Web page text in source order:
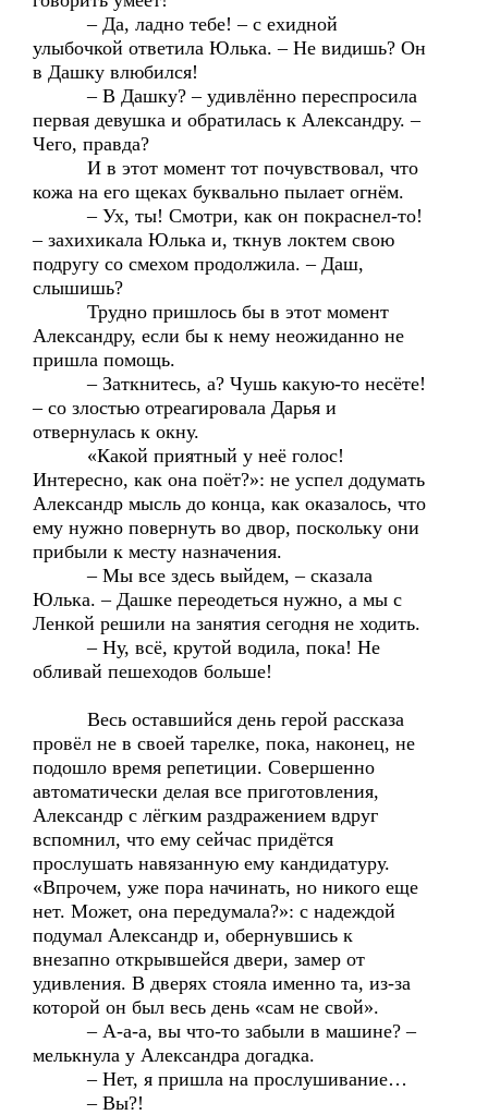
– Да, ладно тебе! – с ехидной
улыбочкой ответила Юлька. – Не видишь? Он
в Дашку влюбился!
– В Дашку? – удивлённо переспросила
первая девушка и обратилась к Александру. –
Чего, правда?
И в этот момент тот почувствовал, что
кожа на его щеках буквально пылает огнём.
– Ух, ты! Смотри, как он покраснел-то!
– захихикала Юлька и, ткнув локтем свою
подругу со смехом продолжила. – Даш,
слышишь?
Трудно пришлось бы в этот момент
Александру, если бы к нему неожиданно не
пришла помощь.
– Заткнитесь, а? Чушь какую-то несёте!
– со злостью отреагировала Дарья и
отвернулась к окну.
«Какой приятный у неё голос!
Интересно, как она поёт?»: не успел додумать
Александр мысль до конца, как оказалось, что
ему нужно повернуть во двор, поскольку они
прибыли к месту назначения.
– Мы все здесь выйдем, – сказала
Юлька. – Дашке переодеться нужно, а мы с
Ленкой решили на занятия сегодня не ходить.
– Ну, всё, крутой водила, пока! Не
обливай пешеходов больше!
Весь оставшийся день герой рассказа
провёл не в своей тарелке, пока, наконец, не
подошло время репетиции. Совершенно
автоматически делая все приготовления,
Александр с лёгким раздражением вдруг
вспомнил, что ему сейчас придётся
прослушать навязанную ему кандидатуру.
«Впрочем, уже пора начинать, но никого еще
нет. Может, она передумала?»: с надеждой
подумал Александр и, обернувшись к
внезапно открывшейся двери, замер от
удивления. В дверях стояла именно та, из-за
которой он был весь день «сам не свой».
– А-а-а, вы что-то забыли в машине? –
мелькнула у Александра догадка.
– Нет, я пришла на прослушивание…
– Вы?!